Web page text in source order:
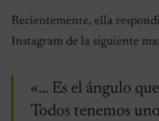
Recientemente, ella
Instagram de la siguiente
«… Es el ángulo
Todos tenemos